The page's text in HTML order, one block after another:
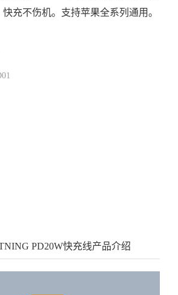
充不伤机。支持苹果全系列通用。
PD20W快充线产品介绍